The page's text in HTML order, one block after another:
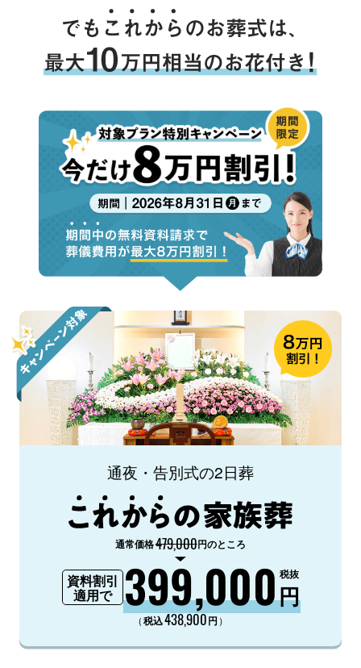
通夜・告別式の2日葬
通常価格479,000円のところ
資料割引
適用で
399,000円
税抜
（税込438,900円 ）